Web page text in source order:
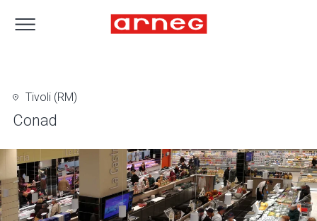
Tivoli (RM)
Conad